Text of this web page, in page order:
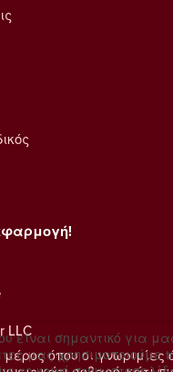
LLC
μέρος όπου οι γνωριμίες
είναι σημαντικό για
μας χρησιμοποιούμε